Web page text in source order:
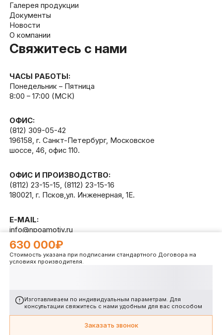
630 000₽
Стоимость указана при подписании стандартного Договора на
условиях производителя.
Изготавливаем по индивидуальным параметрам. Для
консультации свяжитесь с нами удобным для вас способом
Заказать звонок
Галерея продукции
Документы
Новости
О компании
Свяжитесь с нами
ЧАСЫ РАБОТЫ:
Понедельник – Пятница
8:00 – 17:00 (МСК)
ОФИС:
(812) 309-05-42
196158, г. Санкт-Петербург, Московское
шоссе, 46, офис 110.
ОФИС И ПРОИЗВОДСТВО:
(8112) 23-15-15, (8112) 23-15-16
180021, г. Псков,ул. Инженерная, 1Е.
E-MAIL:
info@npoamotiv.ru
Разработано вWEBCETERA